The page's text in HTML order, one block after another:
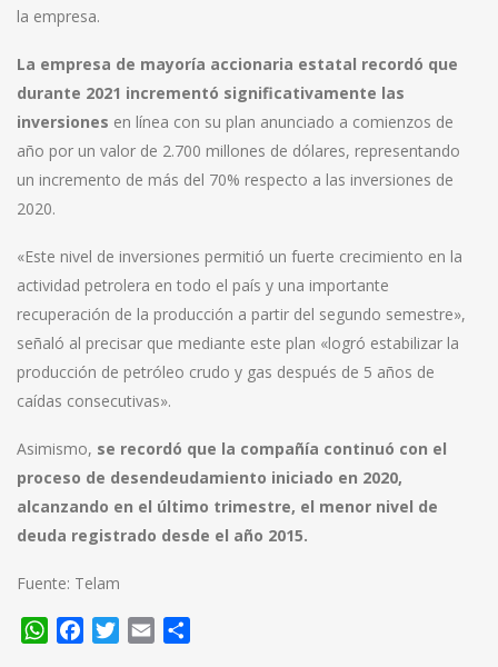
la empresa.
La empresa de mayoría accionaria estatal recordó que
durante 2021 incrementó significativamente las
inversiones en línea con su plan anunciado a comienzos de
año por un valor de 2.700 millones de dólares, representando
un incremento de más del 70% respecto a las inversiones de
2020.
«Este nivel de inversiones permitió un fuerte crecimiento en la
actividad petrolera en todo el país y una importante
recuperación de la producción a partir del segundo semestre»,
señaló al precisar que mediante este plan «logró estabilizar la
producción de petróleo crudo y gas después de 5 años de
caídas consecutivas».
Asimismo, se recordó que la compañía continuó con el
proceso de desendeudamiento iniciado en 2020,
alcanzando en el último trimestre, el menor nivel de
deuda registrado desde el año 2015.
Fuente: Telam
WhatsApp
FacebookTwitter
Email